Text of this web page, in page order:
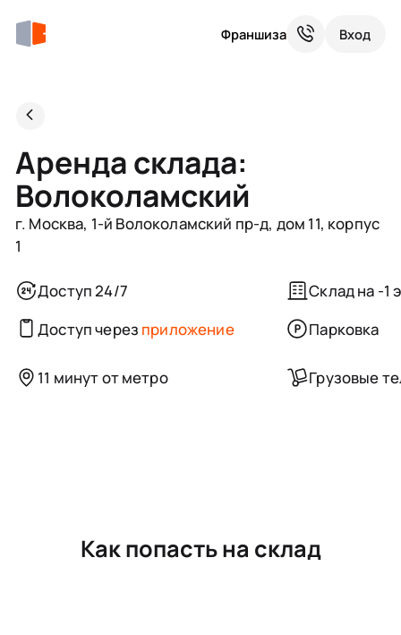
Франшиза Вход
Аренда склада:
Волоколамский
г. Москва, 1-й Волоколамский пр-д, дом 11, корпус
1
Доступ 24/7
Склад на -1
Доступ через приложение Парковка
11 минут от метро Грузовые
Как попасть на склад